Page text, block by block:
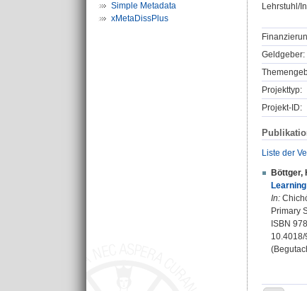
Simple Metadata
xMetaDissPlus
Lehrstuhl/
Geldgeber:
Projekttyp:
Projekt-ID:
Liste der
Böttger,
In:
Primary
ISBN